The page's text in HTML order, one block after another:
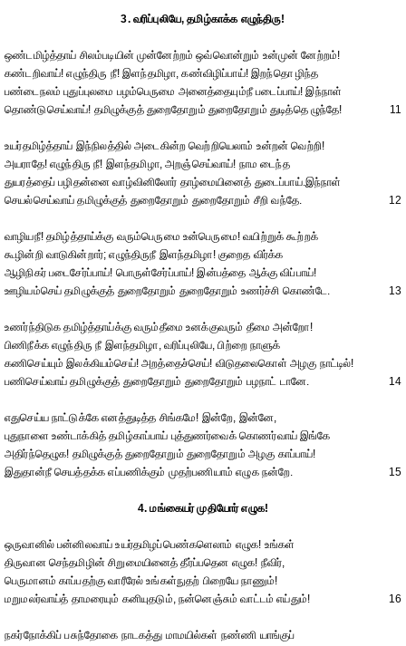
3. வரிப்புலியே, தமிழ்காக்க எழுந்திரு!
ஒண்டமிழ்த்தாய் சிலம்படியின் முன்னேற்றம் ஒவ்வொன்றும் உன்முன் னேற்றம்!
கண்டறிவாய்! எழுந்திரு நீ! இளந்தமிழா, கண்விழிப்பாய்! இறந்தொ ழிந்த
பண்டைநலம் புதுப்புலமை பழம்பெருமை அனைத்தையும்நீ படைப்பாய்! இந்நாள்
தொண்டுசெய்வாய்! தமிழுக்குத் துறைதோறும் துறைதோறும் துடித்தெ ழுந்தே!
11
உயர்தமிழ்த்தாய் இந்நிலத்தில் அடைகின்ற வெற்றியெலாம் உன்றன் வெற்றி!
அயராதே! எழுந்திரு நீ! இளந்தமிழா, அறஞ்செய்வாய்! நாம டைந்த
துயரத்தைப் பழிதன்னை வாழ்வினிலோர் தாழ்மையினைத் துடைப்பாய்.இந்நாள்
செயல்செய்வாய் தமிழுக்குத் துறைதோறும் துறைதோறும் சீறி வந்தே.
12
வாழியநீ! தமிழ்த்தாய்க்கு வரும்பெருமை உன்பெருமை! வயிற்றுக் கூற்றக்
கூழின்றி வாடுகின்றார்; எழுந்திருநீ இளந்தமிழா! குறைத விர்க்க
ஆழிநிகர் படைசேர்ப்பாய்! பொருள்சேர்ப்பாய்! இன்பத்தை ஆக்கு விப்பாய்!
ஊழியம்செய் தமிழுக்குத் துறைதோறும் துறைதோறும் உணர்ச்சி கொண்டே.
13
உணர்ந்திடுக தமிழ்த்தாய்க்கு வரும்தீமை உனக்குவரும் தீமை அன்றோ!
பிணிநீக்க எழுந்திரு நீ இளந்தமிழா, வரிப்புலியே, பிற்றை நாளுக்
கணிசெய்யும் இலக்கியம்செய்! அறத்தைச்செய்! விடுதலைகொள் அழகு நாட்டில்!
பணிசெய்வாய் தமிழுக்குத் துறைதோறும் துறைதோறும் பழநாட் டானே.
14
எதுசெய்ய நாட்டுக்கே எனத்துடித்த சிங்கமே! இன்றே, இன்னே,
புதுநாளை உண்டாக்கித் தமிழ்காப்பாய் புத்துணர்வைக் கொணர்வாய் இங்கே
அதிர்ந்தெழுக! தமிழுக்குத் துறைதோறும் துறைதோறும் அழகு காப்பாய்!
இதுதான்நீ செயத்தக்க எப்பணிக்கும் முதற்பணியாம் எழுக நன்றே.
15
4. மங்கையர் முதியோர் எழுக!
ஒருவானில் பன்னிலவாய் உயர்தமிழப்பெண்களெலாம் எழுக! உங்கள்
திருவான செந்தமிழின் சிறுமையினைத் தீர்ப்பதென எழுக! நீவிர்,
பெருமானம் காப்பதற்கு வாரீரேல் உங்கள்நுதற் பிறையே நாணும்!
மறுமலர்வாய்த் தாமரையும் கனியுதடும், நன்னெஞ்சும் வாட்டம் எய்தும்!
16
நகர்நோக்கிப் பசுந்தோகை நாடகத்து மாமயில்கள் நண்ணி யாங்குப்